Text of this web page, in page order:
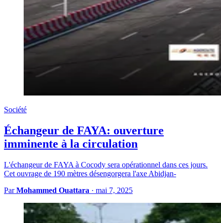
Société
Échangeur de FAYA: ouverture
imminente à la circulation
L'échangeur de FAYA à Cocody sera opérationnel dans ces jours.
Cet ouvrage de 190 mètres désengorgera l'axe Abidjan-
ParMohammed Ouattara · mai 7, 2025